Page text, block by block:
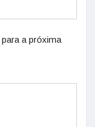
a próxima